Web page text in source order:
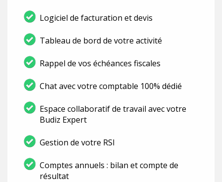
Logiciel de facturation et devis
Tableau de bord de votre activité
Rappel de vos échéances fiscales
Chat avec votre comptable 100% dédié
Espace collaboratif de travail avec votre
Budiz Expert
Gestion de votre RSI
Comptes annuels : bilan et compte de
résultat